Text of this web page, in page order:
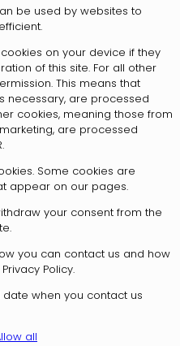
be used by websites to
on your device if they
of this site. For all other
This means that
necessary, are processed
cookies, meaning those from
are processed
Some cookies are
appear on our pages.
your consent from the
you can contact us and how
Policy.
when you contact us
all